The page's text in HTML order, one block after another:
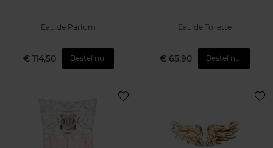
Eau de Parfum
€ 114,50 Bestel nu!
Eau de Toilette
€ 65,90 Bestel nu!